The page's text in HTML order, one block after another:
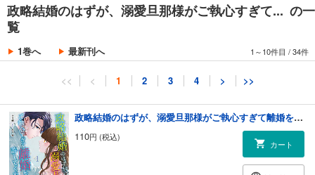
政略結婚のはずが、溺愛旦那様がご執心すぎて... の一
覧
1巻へ 最新刊へ 1～10件目 /34件
<< < 1 2 3 4 > >>
政略結婚のはずが、溺愛旦那様がご執心すぎて離婚を許してくれません【分冊版】1話
110円 (税込)
カート